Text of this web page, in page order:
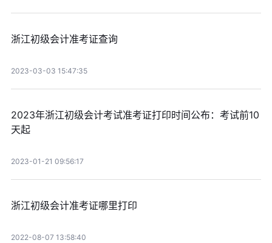
浙江初级会计准考证查询
2023-03-03 15:47:35
2023年浙江初级会计考试准考证打印时间公布：考试前10
天起
2023-01-21 09:56:17
浙江初级会计准考证哪里打印
2022-08-07 13:58:40